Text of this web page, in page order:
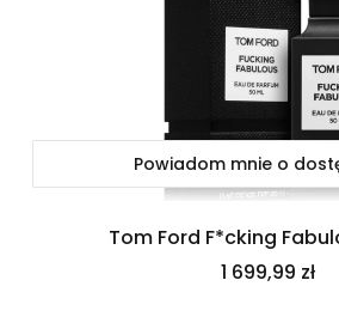
Powiadom mnie o
Tom Ford F*cking
Cena
1 699,99 zł